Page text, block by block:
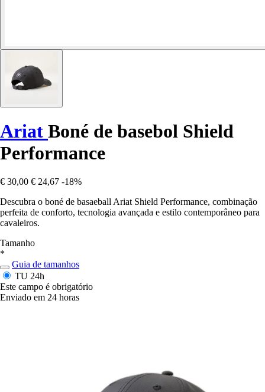
Ariat Boné de basebol Shield
Performance
€ 30,00 € 24,67 -18%
Descubra o boné de basaeball Ariat Shield Performance, combinação
perfeita de conforto, tecnologia avançada e estilo contemporâneo para
cavaleiros.
Tamanho
*
Guia de tamanhos
TU 24h
Este campo é obrigatório
Enviado em 24 horas